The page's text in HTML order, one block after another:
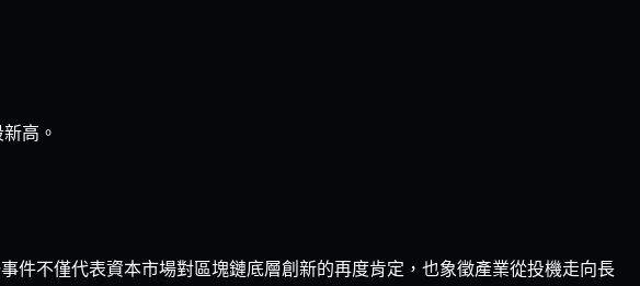
高。
件不僅代表資本市場對區塊鏈底層創新的再度肯定，也象徵產業從投機走向長